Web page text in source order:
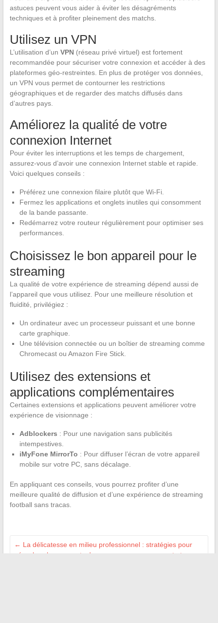
astuces peuvent vous aider à éviter les désagréments
techniques et à profiter pleinement des matchs.
Utilisez un VPN
L’utilisation d’un VPN(réseau privé virtuel) est fortement
recommandée pour sécuriser votre connexion et accéder à des
plateformes géo-restreintes. En plus de protéger vos données,
un VPN vous permet de contourner les restrictions
géographiques et de regarder des matchs diffusés dans
d’autres pays.
Améliorez la qualité de votre
connexion Internet
Pour éviter les interruptions et les temps de chargement,
assurez-vous d’avoir une connexion Internet stable et rapide.
Voici quelques conseils :
Préférez une connexion filaire plutôt que Wi-Fi.
Fermez les applications et onglets inutiles qui consomment
de la bande passante.
Redémarrez votre routeur régulièrement pour optimiser ses
performances.
Choisissez le bon appareil pour le
streaming
La qualité de votre expérience de streaming dépend aussi de
l’appareil que vous utilisez. Pour une meilleure résolution et
fluidité, privilégiez :
Un ordinateur avec un processeur puissant et une bonne
carte graphique.
Une télévision connectée ou un boîtier de streaming comme
Chromecast ou Amazon Fire Stick.
Utilisez des extensions et
applications complémentaires
Certaines extensions et applications peuvent améliorer votre
expérience de visionnage :
Adblockers : Pour une navigation sans publicités
intempestives.
iMyFone MirrorTo : Pour diffuser l’écran de votre appareil
mobile sur votre PC, sans décalage.
En appliquant ces conseils, vous pourrez profiter d’une
meilleure qualité de diffusion et d’une expérience de streaming
football sans tracas.
← La délicatesse en milieu professionnel : stratégies pour
gérer les changements de programme avec respect et